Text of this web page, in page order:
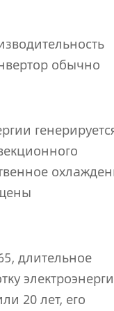
обычно
длительное
20 лет, его